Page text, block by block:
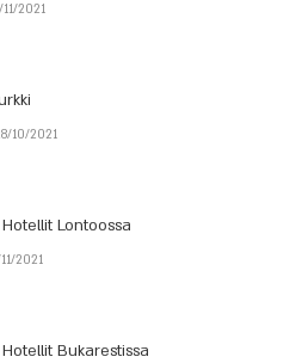
11/2021
10/2021
Lontoossa
2021
Bukarestissa